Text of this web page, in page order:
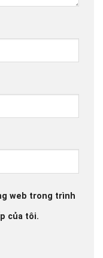
web trong trình
của tôi.